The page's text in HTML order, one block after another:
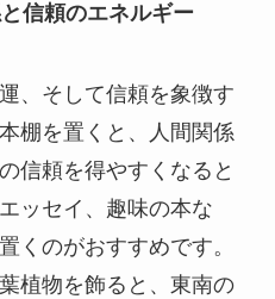
信頼のエネルギー
、そして信頼を象徴す
棚を置くと、人間関係
信頼を得やすくなると
ッセイ、趣味の本な
くのがおすすめです。
植物を飾ると、東南の